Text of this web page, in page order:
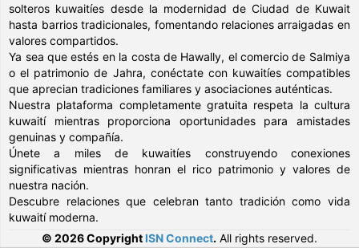
solteros kuwaitíes desde la modernidad de Ciudad de Kuwait
hasta barrios tradicionales, fomentando relaciones arraigadas en
valores compartidos.
Ya sea que estés en la costa de Hawally, el comercio de Salmiya
o el patrimonio de Jahra, conéctate con kuwaitíes compatibles
que aprecian tradiciones familiares y asociaciones auténticas.
Nuestra plataforma completamente gratuita respeta la cultura
kuwaití mientras proporciona oportunidades para amistades
genuinas y compañía.
Únete a miles de kuwaitíes construyendo conexiones
significativas mientras honran el rico patrimonio y valores de
nuestra nación.
Descubre relaciones que celebran tanto tradición como vida
kuwaití moderna.
© 2026 Copyright ISN Connect. All rights reserved.